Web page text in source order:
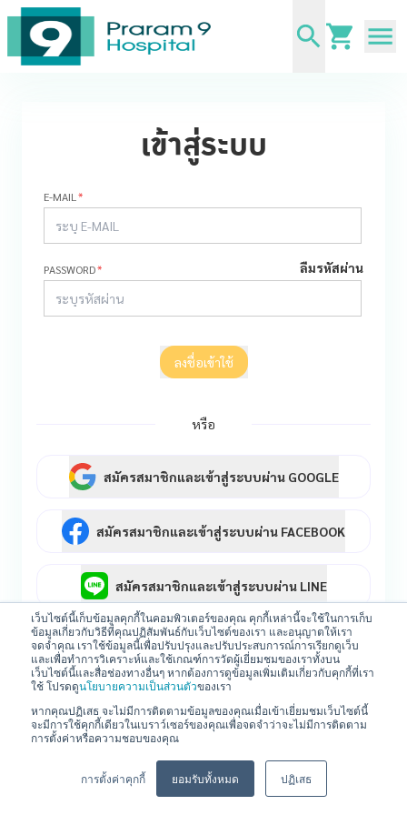
เว็บไซต์นี้เก็บข้อมูลคุกกี้ในคอมพิวเตอร์ของคุณ คุกกี้เหล่านี้จะใช้ในการเก็บ
ข้อมูลเกี่ยวกับวิธีที่คุณปฏิสัมพันธ์กับเว็บไซต์ของเรา และอนุญาตให้เรา
จดจำคุณ เราใช้ข้อมูลนี้เพื่อปรับปรุงและปรับประสบการณ์การเรียกดูเว็บ
และเพื่อทำการวิเคราะห์และใช้เกณฑ์การวัดผู้เยี่ยมชมของเราทั้งบน
เว็บไซต์นี้และสื่อช่องทางอื่นๆ หากต้องการดูข้อมูลเพิ่มเติมเกี่ยวกับคุกกี้ที่เรา
ใช้ โปรดดูนโยบายความเป็นส่วนตัวของเรา
หากคุณปฏิเสธ จะไม่มีการติดตามข้อมูลของคุณเมื่อเข้าเยี่ยมชมเว็บไซต์นี้
จะมีการใช้คุกกี้เดียวในเบราว์เซอร์ของคุณเพื่อจดจำว่าจะไม่มีการติดตาม
การตั้งค่าหรือความชอบของคุณ
การตั้งค่าคุกกี้ ยอมรับทั้งหมด ปฏิเสธ
เข้าสู่ระบบ
E-MAIL *
PASSWORD* ลืมรหัสผ่าน
ลงชื่อเข้าใช้
หรือ
สมัครสมาชิกและเข้าสู่ระบบผ่าน GOOGLE
สมัครสมาชิกและเข้าสู่ระบบผ่าน FACEBOOK
สมัครสมาชิกและเข้าสู่ระบบผ่าน LINE
หรือ สมัครสมาชิก